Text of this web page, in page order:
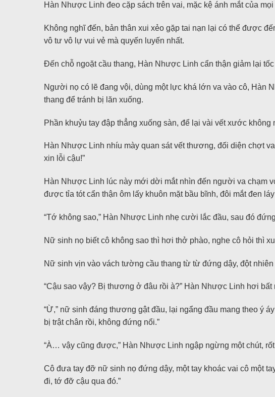
Hàn Nhược Linh đeo cặp sách trên vai, mặc kệ ánh mắt của
Không nghĩ đến, bản thân xui xẻo gặp tai nạn lại có thể được
vô tư vô lự vui vẻ mà quyến luyến nhất.
Đến chỗ ngoặt cầu thang, Hàn Nhược Linh cẩn thận giảm lại
Người nọ có lẽ đang vội, dùng một lực khá lớn va vào cô,
thang để tránh bị lăn xuống.
Phần khuỷu tay đập thẳng xuống sàn, để lại vài vết xước
Hàn Nhược Linh nhíu mày quan sát vết thương, đối diện chợt
xin lỗi cậu!”
Hàn Nhược Linh lúc này mới dời mắt nhìn đến người va chạm
được tỉa tót cẩn thận ôm lấy khuôn mặt bầu bĩnh, đôi mắt đen
“Tớ không sao,” Hàn Nhược Linh nhẹ cười lắc đầu, sau đó
Nữ sinh nọ biết cô không sao thì hơi thở phào, nghe cô hỏi thì
Nữ sinh vịn vào vách tường cầu thang từ từ đứng dậy, đột nhiên
“Cậu sao vậy? Bị thương ở đâu rồi à?” Hàn Nhược Linh hơi
“Ừ,” nữ sinh đáng thương gật đầu, lại ngẩng đầu mang theo ý
bị trật chân rồi, không đứng nổi.”
“À… vậy cũng được,” Hàn Nhược Linh ngập ngừng một chút,
Cô đưa tay đỡ nữ sinh nọ đứng dậy, một tay khoác vai cô một
đi, tớ đỡ cậu qua đó.”